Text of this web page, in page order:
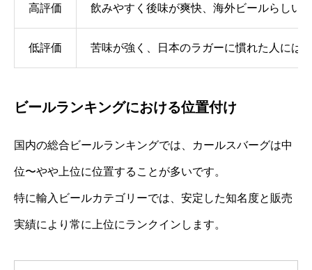
高評価 飲みやすく後味が爽快、海外ビールらしい
低評価 苦味が強く、日本のラガーに慣れた人には
ビールランキングにおける位置付け
国内の総合ビールランキングでは、カールスバーグは中
位〜やや上位に位置することが多いです。
特に輸入ビールカテゴリーでは、安定した知名度と販売
実績により常に上位にランクインします。